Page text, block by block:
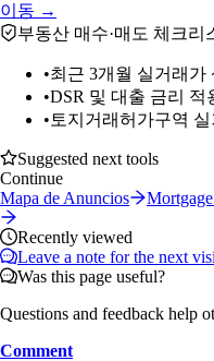
이동 →
부동산 매수·매도 체크리
•최근 3개월 실거래가
•DSR 및 대출 금리 적
• 토지거래허가구역
Suggested next tools
Continue
Mapa de Anuncios
Recently viewed
Leave a note for the next
Was this page useful?
Questions and feedback help
Comment